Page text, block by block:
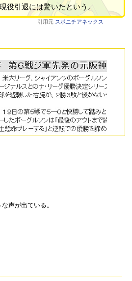
役引退には驚いたという。
引用元 スポニチアネックス
声が出ている。